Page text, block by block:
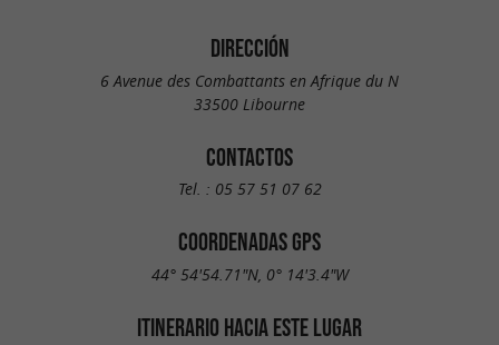
DIRECCIÓN
6 Avenue des Combattants en Afrique du N
33500 Libourne
CONTACTOS
Tel. : 05 57 51 07 62
COORDENADAS GPS
44° 54'54.71"N, 0° 14'3.4"W
ITINERARIO HACIA ESTE LUGAR